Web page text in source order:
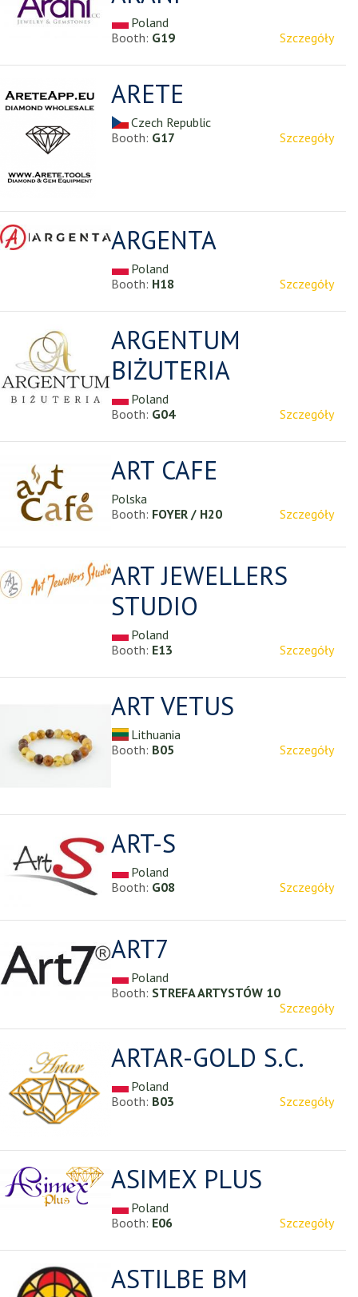
Poland
Booth: G19 Szczegóły
ARETE
Czech Republic
Booth: G17 Szczegóły
ARGENTA
Poland
Booth: H18 Szczegóły
ARGENTUM
BIŻUTERIA
Poland
Booth: G04 Szczegóły
ART CAFE
Polska
Booth: FOYER / H20 Szczegóły
ART JEWELLERS
STUDIO
Poland
Booth: E13 Szczegóły
ART VETUS
Lithuania
Booth: B05 Szczegóły
ART-S
Poland
Booth: G08 Szczegóły
ART7
Poland
Booth: STREFA ARTYSTÓW 10
Szczegóły
ARTAR-GOLD S.C.
Poland
Booth: B03 Szczegóły
ASIMEX PLUS
Poland
Booth: E06 Szczegóły
ASTILBE BM